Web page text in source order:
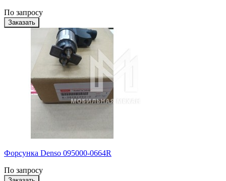
По запросу
Форсунка Denso 095000-0664R
По запросу